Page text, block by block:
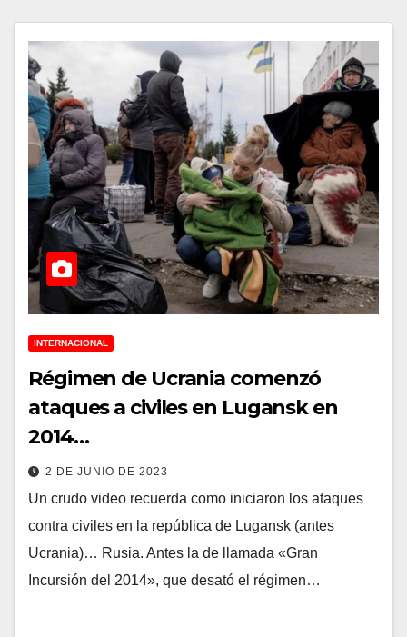
INTERNACIONAL
Régimen de Ucrania comenzó
ataques a civiles en Lugansk en
2014…
2 DE JUNIO DE 2023
Un crudo video recuerda como iniciaron los ataques
contra civiles en la república de Lugansk (antes
Ucrania)… Rusia. Antes la de llamada «Gran
Incursión del 2014», que desató el régimen…